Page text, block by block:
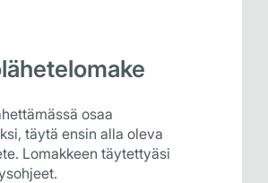
osaa
täytä ensin alla oleva
Lomakkeen täytettyäsi